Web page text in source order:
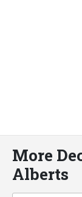
More
Alberts